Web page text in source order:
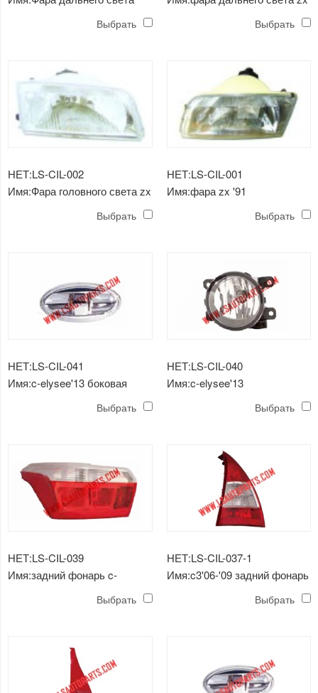
Выбрать Выбрать
НЕТ:LS-CIL-002
Имя:Фара головного света zx
Выбрать
НЕТ:LS-CIL-001
Имя:фара zx '91
Выбрать
НЕТ:LS-CIL-041
Имя:c-elysee'13 боковая
Выбрать
НЕТ:LS-CIL-040
Имя:c-elysee'13
Выбрать
НЕТ:LS-CIL-039
Имя:задний фонарь c-
Выбрать
НЕТ:LS-CIL-037-1
Имя:c3'06-'09 задний фонарь
Выбрать